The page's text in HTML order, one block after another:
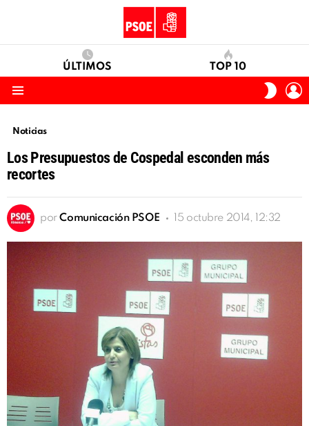
ÚLTIMOS TOP 10
SKIN
Noticias
Los Presupuestos de Cospedal esconden más
recortes
por Comunicación PSOE 15 octubre 2014, 12:32